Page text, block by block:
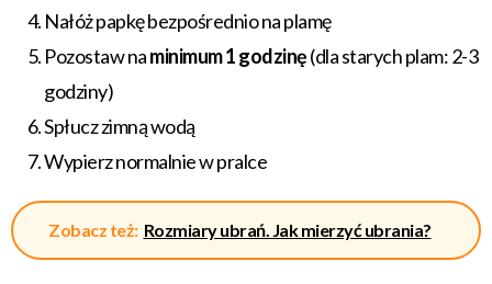
Nałóż papkę bezpośrednio na plamę
Pozostaw naminimum 1 godzinę(dla starych plam: 2-3
godziny)
Spłucz zimną wodą
Wypierz normalnie w pralce
Zobacz też: Rozmiary ubrań. Jak mierzyć ubrania?